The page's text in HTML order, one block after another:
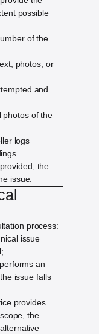
possible
of the
photos, or
and
photos of the
logs
the
issue.
process:
issue
an
issue falls
provides
the